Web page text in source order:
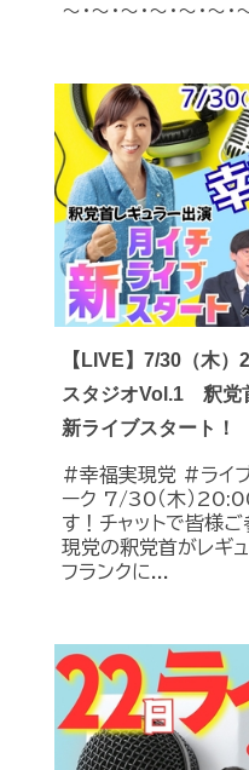
～・～・～・～・～・～・
【LIVE】7/30（木
スタジオVol.1 釈党
新ライブスタート！
#幸福実現党 #ライ
ーク 7/30（木）
す！チャットで皆様
現党の釈党首がレギ
フランクに...